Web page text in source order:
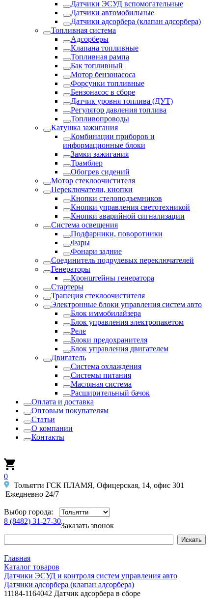
Датчики ЭСУД вспомогательные
Датчики автомобильные
Датчики адсорбера (клапан адсорбера)
Топливная система
Адсорберы
Клапана топливные
Топливная рампа
Бак топливный
Мотор бензонасоса
Форсунки топливные
Бензонасос в сборе
Датчик уровня топлива (ДУТ)
Регулятор давления топлива
Топливопроводы
Катушка зажигания
Комбинации приборов и
информационные блоки
Замки зажигания
Трамблер
Обогрев сидений
Мотор стеклоочистителя
Переключатели, кнопки
Кнопки стелоподъемников
Кнопки управления светотехникой
Кнопки аварийной сигнализации
Система освещения
Подфарники, поворотники
Фары
Фонари задние
Соединитель подрулевых переключателей
Генераторы
Кронштейны генератора
Стартеры
Трапеция стеклоочистителя
Электронные блоки управления систем авто
Блок иммобилайзера
Блок управления электропакетом
Реле
Блоки предохранителя
Блок управления двигателем
Двигатель
Система охлаждения
Системы питания
Масляная система
Расширительный бачок
Оплата и доставка
Оптовым покупателям
Статьи
О компании
Контакты
0
Тольятти ГСК ПЛАМЯ, Офицерская, 14, офис 301
Ежедневно 24/7
Выбор города:
8 (8482) 31-27-30
Заказать звонок
Главная
Каталог товаров
Датчики ЭСУД и контроля систем управления авто
Датчики адсорбера (клапан адсорбера)
11184-1164042 Датчик адсорбера в сборе